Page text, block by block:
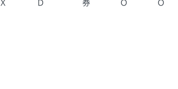
Ｘ
Ｄ
券
Ｏ
Ｏ